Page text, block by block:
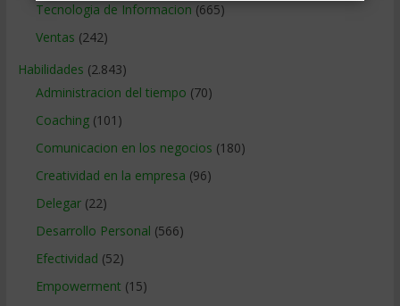
Tecnologia de Informacion (665)
Ventas (242)
Habilidades (2.843)
Administracion del tiempo (70)
Coaching(101)
Comunicacion en los negocios (180)
Creatividad en la empresa (96)
Delegar(22)
Desarrollo Personal (566)
Efectividad (52)
Empowerment (15)